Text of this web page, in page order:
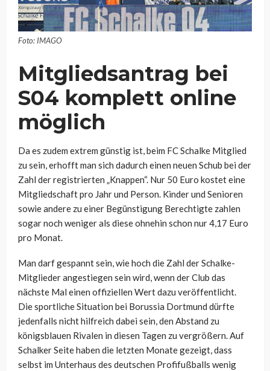
Foto: IMAGO
Mitgliedsantrag bei
S04 komplett online
möglich
Da es zudem extrem günstig ist, beim FC Schalke Mitglied
zu sein, erhofft man sich dadurch einen neuen Schub bei der
Zahl der registrierten „Knappen“. Nur 50 Euro kostet eine
Mitgliedschaft pro Jahr und Person. Kinder und Senioren
sowie andere zu einer Begünstigung Berechtigte zahlen
sogar noch weniger als diese ohnehin schon nur 4,17 Euro
pro Monat.
Man darf gespannt sein, wie hoch die Zahl der Schalke-
Mitglieder angestiegen sein wird, wenn der Club das
nächste Mal einen offiziellen Wert dazu veröffentlicht.
Die sportliche Situation bei Borussia Dortmund dürfte
jedenfalls nicht hilfreich dabei sein, den Abstand zu
königsblauen Rivalen in diesen Tagen zu vergrößern. Auf
Schalker Seite haben die letzten Monate gezeigt, dass
selbst im Unterhaus des deutschen Profifußballs wenig